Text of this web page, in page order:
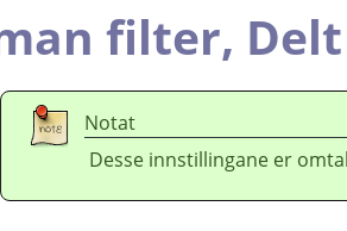
filter,
Notat
Desse innstillingane er